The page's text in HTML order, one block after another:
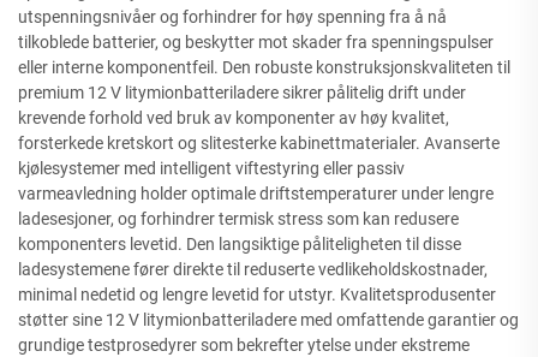
utspenningsnivåer og forhindrer for høy spenning fra å nå
tilkoblede batterier, og beskytter mot skader fra spenningspulser
eller interne komponentfeil. Den robuste konstruksjonskvaliteten til
premium 12 V litymionbatteriladere sikrer pålitelig drift under
krevende forhold ved bruk av komponenter av høy kvalitet,
forsterkede kretskort og slitesterke kabinettmaterialer. Avanserte
kjølesystemer med intelligent viftestyring eller passiv
varmeavledning holder optimale driftstemperaturer under lengre
ladesesjoner, og forhindrer termisk stress som kan redusere
komponenters levetid. Den langsiktige påliteligheten til disse
ladesystemene fører direkte til reduserte vedlikeholdskostnader,
minimal nedetid og lengre levetid for utstyr. Kvalitetsprodusenter
støtter sine 12 V litymionbatteriladere med omfattende garantier og
grundige testprosedyrer som bekrefter ytelse under ekstreme